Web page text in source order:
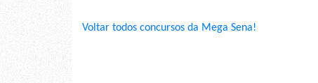
Voltar todos concursos da Mega Sena!